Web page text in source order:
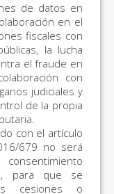
de datos en
en el
fiscales con
la lucha
el fraude en
con
judiciales y
de la propia
con el artículo
679 no será
para que se
cesiones o